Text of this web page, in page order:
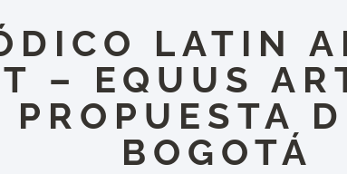
LATIN
– EQUUS
PROPUESTA
BOGOTÁ